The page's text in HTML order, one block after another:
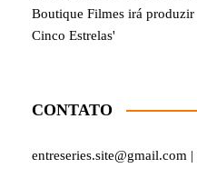
Boutique Filmes irá
Cinco Estrelas'
CONTATO
entreseries.site@gmail.com